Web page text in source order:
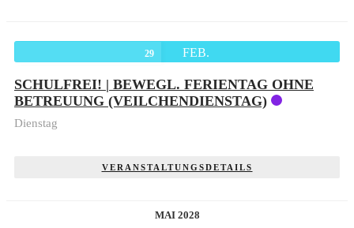
29 FEB.
SCHULFREI! | BEWEGL. FERIENTAG OHNE
BETREUUNG (VEILCHENDIENSTAG)
Dienstag
VERANSTALTUNGSDETAILS
MAI 2028